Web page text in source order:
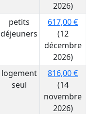
2026)
petits
déjeuners
617,00 €
(12
décembre
2026)
logement
seul
816,00 €
(14
novembre
2026)